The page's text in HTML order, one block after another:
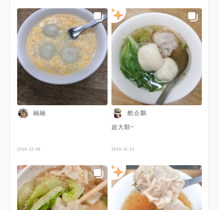
融融
2019-12-06
酷企鵝
超大顆~
2019-11-21